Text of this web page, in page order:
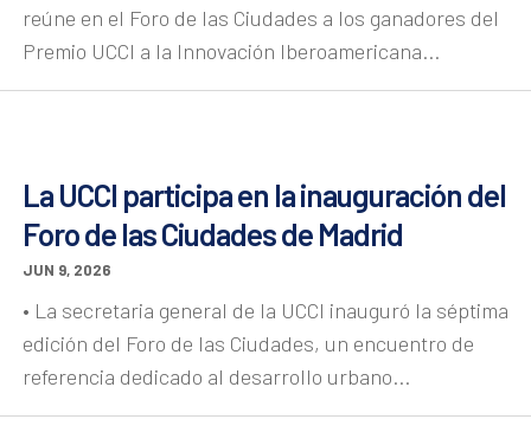
reúne en el Foro de las Ciudades a los ganadores del
Premio UCCI a la Innovación Iberoamericana...
La UCCI participa en la inauguración del
Foro de las Ciudades de Madrid
JUN 9, 2026
• La secretaria general de la UCCI inauguró la séptima
edición del Foro de las Ciudades, un encuentro de
referencia dedicado al desarrollo urbano...